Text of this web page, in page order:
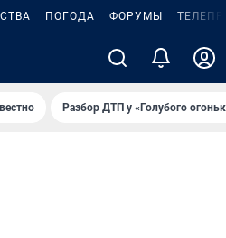
ПОГОДА ФОРУМЫ
Разбор ДТП у «Голубого